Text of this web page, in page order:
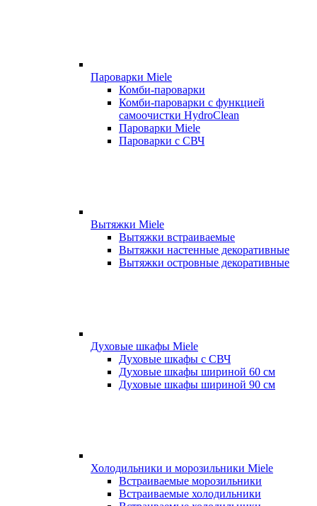
Пароварки Miele
Комби-пароварки
Комби-пароварки с функцией
самоочистки HydroClean
Пароварки Miele
Пароварки с СВЧ
Вытяжки Miele
Вытяжки встраиваемые
Вытяжки настенные декоративные
Вытяжки островные декоративные
Духовые шкафы Miele
Духовые шкафы с СВЧ
Духовые шкафы шириной 60 см
Духовые шкафы шириной 90 см
Холодильники и морозильники Miele
Встраиваемые морозильники
Встраиваемые холодильники